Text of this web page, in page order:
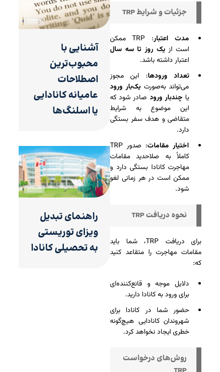
جزئیات و شرایط TRP
مدت اعتبار
: TRP ممکن
است از یک روز تا سه سال
اعتبار داشته باشد.
تعداد ورودها: این مجوز
می‌تواند به‌صورت یک‌بار ورود
یا چندبار ورود صادر شود که
این موضوع به شرایط
متقاضی و هدف سفر بستگی
دارد.
اختیار مقامات
: صدور TRP
کاملاً به صلاحدید مقامات
مهاجرت کانادا بستگی دارد و
ممکن است در هر زمانی لغو
شود.
نحوه دریافت TRP
برای دریافت TRP، شما باید
مقامات مهاجرت را متقاعد کنید
که:
دلایل موجه و قانع‌کننده‌ای
برای ورود به کانادا دارید.
حضور شما در کانادا برای
شهروندان کانادایی هیچ‌گونه
خطری ایجاد نخواهد کرد.
روش‌های درخواست
آشنایی با
محبوب‌ترین
اصطلاحات
عامیانه کانادایی
یا اسلنگ‌ها
راهنمای تبدیل
ویزای توریستی
به تحصیلی کانادا